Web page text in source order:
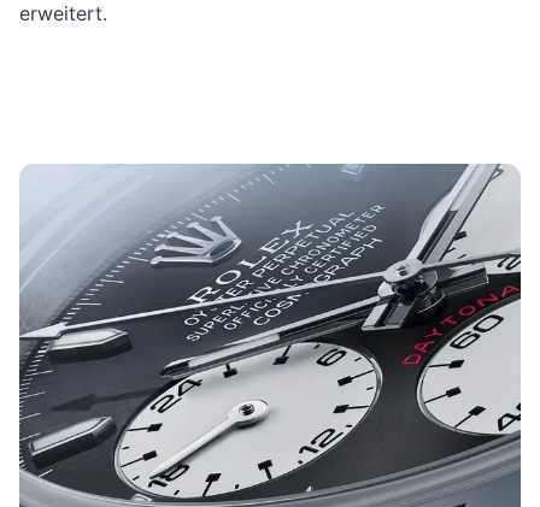
erweitert.